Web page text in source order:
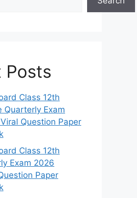
Posts
Class 12th
Quarterly Exam
Question Paper
Class 12th
Exam 2026
Paper